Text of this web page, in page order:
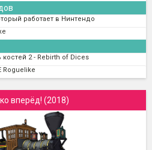
работает в Нинтендо
костей 2 - Rebirth of Dices
Roguelike
вперёд! (2018)